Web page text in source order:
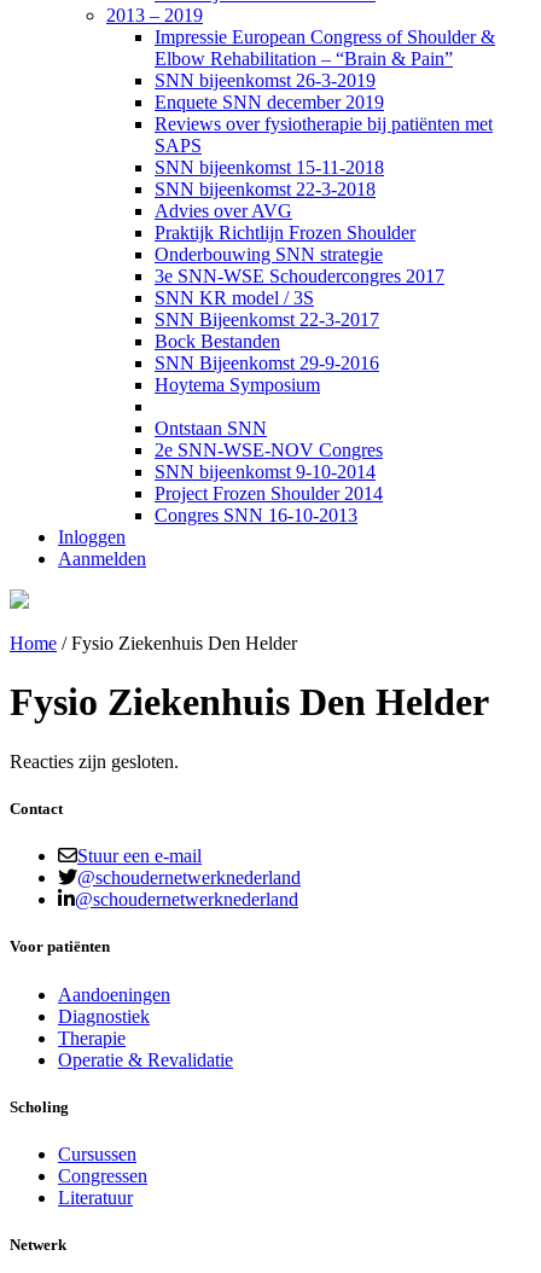
2013 – 2019
Impressie European Congress of Shoulder &
Elbow Rehabilitation – “Brain & Pain”
SNN bijeenkomst 26-3-2019
Enquete SNN december 2019
Reviews over fysiotherapie bij patiënten met
SAPS
SNN bijeenkomst 15-11-2018
SNN bijeenkomst 22-3-2018
Advies over AVG
Praktijk Richtlijn Frozen Shoulder
Onderbouwing SNN strategie
3e SNN-WSE Schoudercongres 2017
SNN KR model / 3S
SNN Bijeenkomst 22-3-2017
Bock Bestanden
SNN Bijeenkomst 29-9-2016
Hoytema Symposium
Ontstaan SNN
2e SNN-WSE-NOV Congres
SNN bijeenkomst 9-10-2014
Project Frozen Shoulder 2014
Congres SNN 16-10-2013
Inloggen
Aanmelden
Home /Fysio Ziekenhuis Den Helder
Fysio Ziekenhuis Den Helder
Reacties zijn gesloten.
Contact
Stuur een e-mail
@schoudernetwerknederland
@schoudernetwerknederland
Voor patiënten
Aandoeningen
Diagnostiek
Therapie
Operatie & Revalidatie
Scholing
Cursussen
Congressen
Literatuur
Netwerk